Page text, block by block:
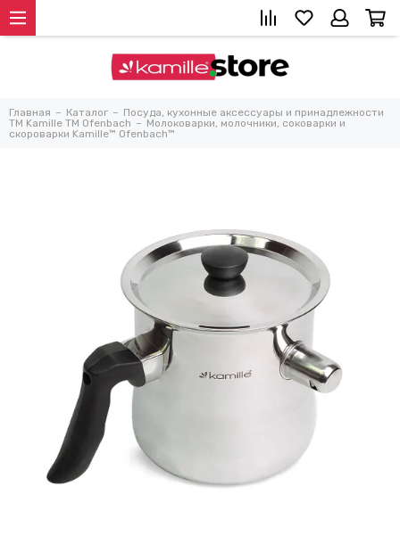
Главная Каталог
Посуда, кухонные аксессуары и принадлежности
TM Kamille TM Ofenbach
Молоковарки, молочники, соковарки и
скороварки Kamille™ Ofenbach™